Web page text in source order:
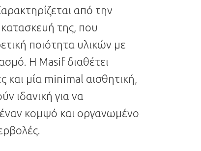
από την
κατασκευή της, που
ποιότητα υλικών με
Η Masif διαθέτει
και μία minimal αισθητική,
ιδανική για να
κομψό και οργανωμένο